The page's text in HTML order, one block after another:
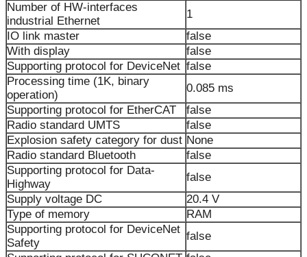
Number of HW-interfaces
industrial Ethernet
1
IO link master
false
With display
false
Supporting protocol for DeviceNet false
Processing time (1K, binary
operation)
0.085 ms
Supporting protocol for EtherCAT
false
Radio standard UMTS
false
Explosion safety category for dust None
Radio standard Bluetooth
false
Supporting protocol for Data-
Highway
false
Supply voltage DC
20.4 V
Type of memory
RAM
Supporting protocol for DeviceNet
Safety
false